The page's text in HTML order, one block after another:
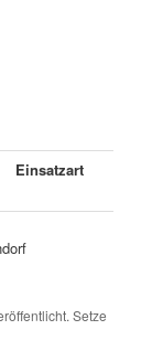
Einsatzart
Setze